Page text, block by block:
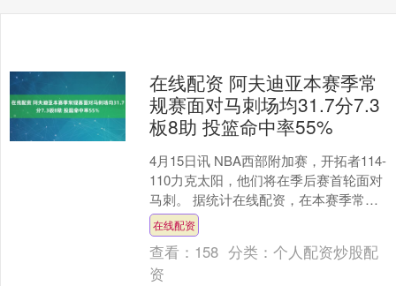
在线配资 阿夫迪亚本赛季常
规赛面对马刺场均31.7分7.3
板8助 投篮命中率55%
4月15日讯 NBA西部附加赛，开拓者114-
110力克太阳，他们将在季后赛首轮面对
马刺。 据统计在线配资，在本赛季常规
赛面对马刺的三场比赛中，阿夫迪亚场
均能得....
在线配资
查看： 158 分类：个人配资炒股配
资